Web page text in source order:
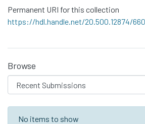
Permanent URI for this collection
https://hdl.handle.net/20.500.12874/
Browse
Recent Submissions
No items to show